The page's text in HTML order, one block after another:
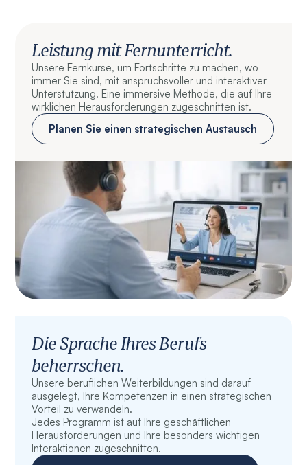
Leistung mit Fernunterricht.
Unsere Fernkurse, um Fortschritte zu machen, wo
immer Sie sind, mit anspruchsvoller und interaktiver
Unterstützung. Eine immersive Methode, die auf Ihre
wirklichen Herausforderungen zugeschnitten ist.
Planen Sie einen strategischen Austausch
Die Sprache Ihres Berufs
beherrschen.
Unsere beruflichen Weiterbildungen sind darauf
ausgelegt, Ihre Kompetenzen in einen strategischen
Vorteil zu verwandeln.
Jedes Programm ist auf Ihre geschäftlichen
Herausforderungen und Ihre besonders wichtigen
Interaktionen zugeschnitten.